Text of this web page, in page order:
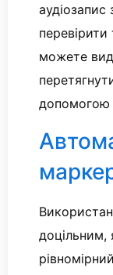
перевірити
можете
допомогою
доцільним,